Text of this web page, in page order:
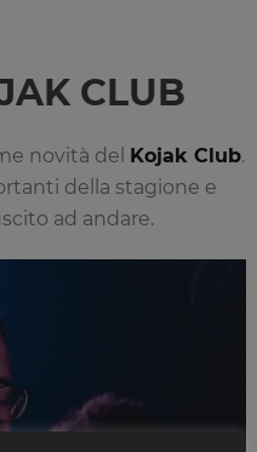
CLUB
novità del Kojak Club.
della stagione e
ad andare.